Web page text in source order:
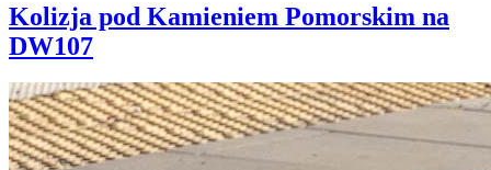
Kolizja pod Kamieniem Pomorskim na
DW107